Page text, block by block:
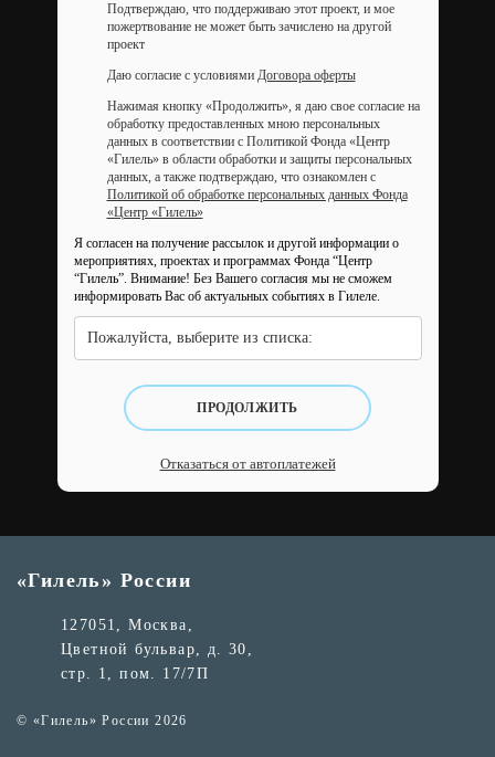
Подтверждаю, что поддерживаю этот проект, и мое
пожертвование не может быть зачислено на другой
проект
Даю согласие с условиями Договора оферты
Нажимая кнопку «Продолжить», я даю свое согласие на
обработку предоставленных мною персональных
данных в соответствии с Политикой Фонда «Центр
«Гилель» в области обработки и защиты персональных
данных, а также подтверждаю, что ознакомлен с
Политикой об обработке персональных данных Фонда
«Центр «Гилель»
Я согласен на получение рассылок и другой информации о
мероприятиях, проектах и программах Фонда “Центр
“Гилель”. Внимание! Без Вашего согласия мы не сможем
информировать Вас об актуальных событиях в Гилеле.
Пожалуйста, выберите из списка:
ПРОДОЛЖИТЬ
Отказаться от автоплатежей
«Гилель» России
127051, Москва,
Цветной бульвар, д. 30,
стр. 1, пом. 17/7П
© «Гилель» России 2026